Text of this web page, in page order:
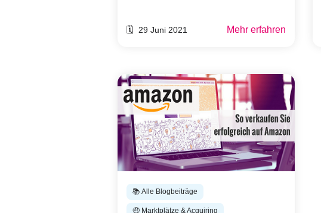
🗓️ 29 Juni 2021 Mehr erfahren
📚 Alle Blogbeiträge
🤑 Marktplätze & Acquiring